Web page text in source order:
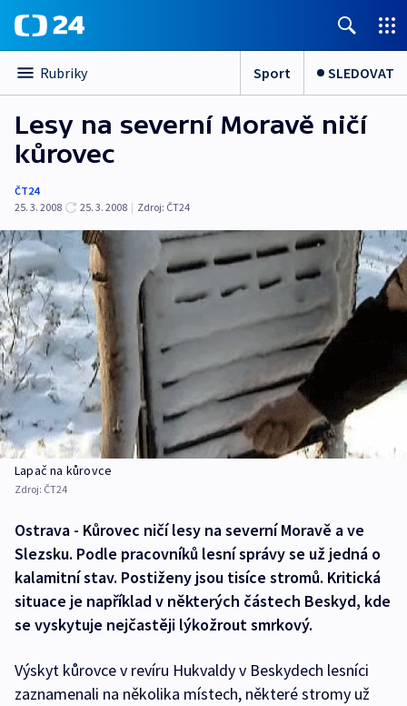
Rubriky Sport SLEDOVAT
Lesy na severní Moravě ničí
kůrovec
ČT24
25. 3. 2008
25. 3. 2008 | Zdroj: ČT24
Lapač na kůrovce
Zdroj: ČT24
Ostrava - Kůrovec ničí lesy na severní Moravě a ve
Slezsku. Podle pracovníků lesní správy se už jedná o
kalamitní stav. Postiženy jsou tisíce stromů. Kritická
situace je například v některých částech Beskyd, kde
se vyskytuje nejčastěji lýkožrout smrkový.
Výskyt kůrovce v revíru Hukvaldy v Beskydech lesníci
zaznamenali na několika místech, některé stromy už